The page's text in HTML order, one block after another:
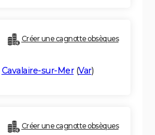
Créer une cagnotte obsèques
Cavalaire-sur-Mer(Var)
Créer une cagnotte obsèques